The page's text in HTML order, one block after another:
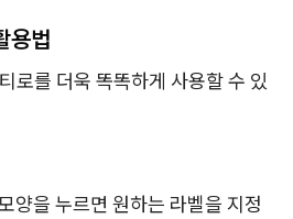
법
로를 더욱 똑똑하게 사용할 수 있
양을 누르면 원하는 라벨을 지정